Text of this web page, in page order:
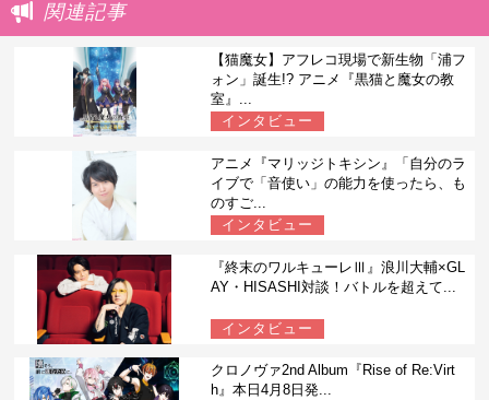
関連記事
【猫魔女】アフレコ現場で新生物「浦フ
ォン」誕生!? アニメ『黒猫と魔女の教
室』...
インタビュー
アニメ『マリッジトキシン』「自分のラ
イブで「音使い」の能力を使ったら、も
のすご...
インタビュー
『終末のワルキューレⅢ』浪川大輔×GL
AY・HISASHI対談！バトルを超えて...
インタビュー
クロノヴァ2nd Album『Rise of Re:Virt
h』本日4月8日発...